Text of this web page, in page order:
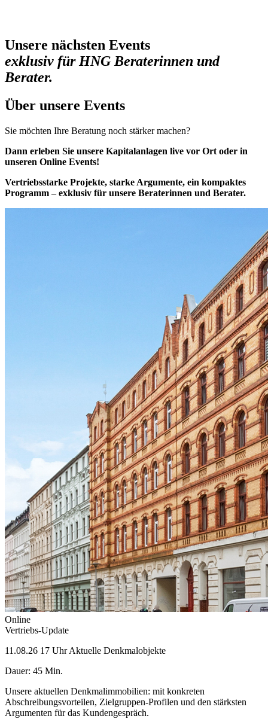
Unsere nächsten Events
exklusiv für HNG Beraterinnen und
Berater.
Über unsere Events
Sie möchten Ihre Beratung noch stärker machen?
Dann erleben Sie unsere Kapitalanlagen live vor Ort oder in
unseren Online Events!
Vertriebsstarke Projekte, starke Argumente, ein kompaktes
Programm – exklusiv für unsere Beraterinnen und Berater.
Online
Vertriebs-Update
11.08.26 17 Uhr Aktuelle Denkmalobjekte
Dauer: 45 Min.
Unsere aktuellen Denkmalimmobilien: mit konkreten
Abschreibungsvorteilen, Zielgruppen-Profilen und den stärksten
Argumenten für das Kundengespräch.